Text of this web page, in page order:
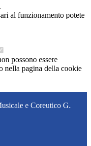
al funzionamento potete
possono essere
nella pagina della cookie
e Coreutico G.